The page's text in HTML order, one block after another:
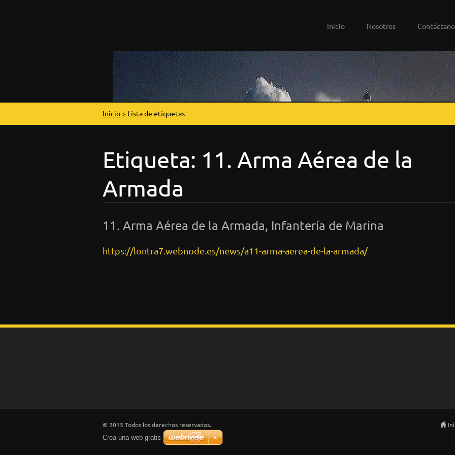
Inicio Nosotros
Inicio> Lista de etiquetas
Etiqueta: 11. Arma Aérea de la
Armada
11. Arma Aérea de la Armada, Infantería de Marina
https://lontra7.webnode.es/news/a11-arma-aerea-de-la-armada/
© 2015 Todos los derechos reservados.
Crea una web gratis